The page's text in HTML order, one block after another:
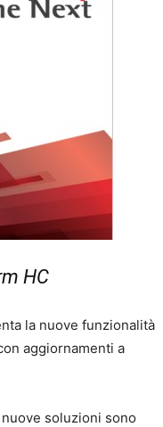
HC
la nuove funzionalità
aggiornamenti a
soluzioni sono